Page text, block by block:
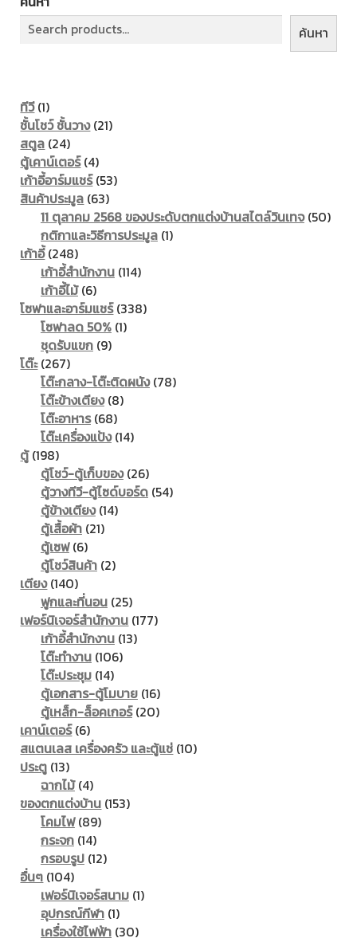
ค้นหา
ทีวี 11
product
ชั้นโชว์ ชั้นวาง 2121
สตูล 2424
products
ตู้เคาน์เตอร์ 44
products
เก้าอี้อาร์มแชร์ 5353
สินค้าประมูล 6363
products
11 ตุลาคม 2568 ของประดับตกแต่งบ้านสไตล์วินเทจ 5050
กติกาและวิธีการประมูล 11
เก้าอี้ 248248
products
เก้าอี้สำนักงาน 114114
เก้าอี้ไม้ 66
products
โซฟาและอาร์มแชร์ 338338
โซฟาลด 50% 11
ชุดรับแขก 99
โต๊ะ 267267
products
โต๊ะกลาง-โต๊ะติดผนัง 7878
โต๊ะข้างเตียง 88
โต๊ะอาหาร 6868
products
โต๊ะเครื่องแป้ง 1414
ตู้ 198198
products
ตู้โชว์-ตู้เก็บของ 2626
products
ตู้วางทีวี-ตู้ไซด์บอร์ด 5454
ตู้ข้างเตียง 1414
ตู้เสื้อผ้า 2121
ตู้เซฟ 66
products
ตู้โชว์สินค้า 22
เตียง 140140
products
ฟูกและที่นอน 2525
products
เฟอร์นิเจอร์สำนักงาน 177177
เก้าอี้สำนักงาน 1313
โต๊ะทำงาน 106106
โต๊ะประชุม 1414
products
ตู้เอกสาร-ตู้โมบาย 1616
products
ตู้เหล็ก-ล็อคเกอร์ 2020
เคาน์เตอร์ 66
products
สแตนเลส เครื่องครัว และตู้แช่ 1010
ประตู 1313
products
ฉากไม้ 44
products
ของตกแต่งบ้าน 153153
โคมไฟ 8989
products
กระจก 1414
products
กรอบรูป 1212
อื่นๆ 104104
products
เฟอร์นิเจอร์สนาม 11
อุปกรณ์กีฬา 11
product
เครื่องใช้ไฟฟ้า 3030